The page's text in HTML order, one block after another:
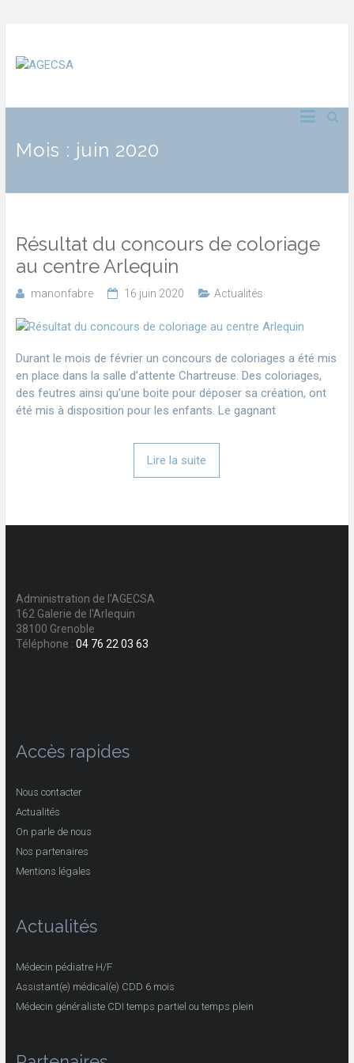
Mois : juin 2020
Résultat du concours de coloriage
au centre Arlequin
manonfabre 16 juin 2020 Actualités
Durant le mois de février un concours de coloriages a été mis
en place dans la salle d’attente Chartreuse. Des coloriages,
des feutres ainsi qu’une boite pour déposer sa création, ont
été mis à disposition pour les enfants. Le gagnant
Lire la suite
Administration de l'AGECSA
162 Galerie de l'Arlequin
38100 Grenoble
Téléphone : 04 76 22 03 63
Accès rapides
Nous contacter
Actualités
On parle de nous
Nos partenaires
Mentions légales
Actualités
Médecin pédiatre H/F
Assistant(e) médical(e) CDD 6 mois
Médecin généraliste CDI temps partiel ou temps plein